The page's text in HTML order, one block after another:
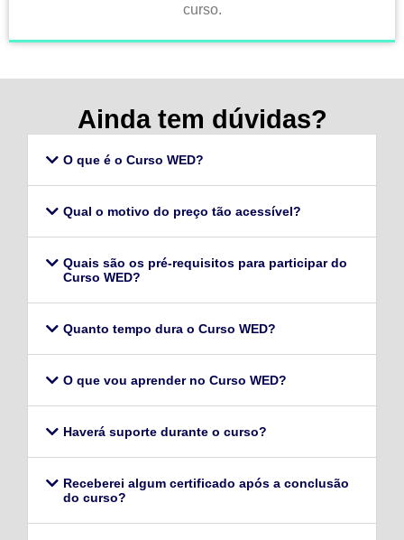
curso.
Ainda tem dúvidas?
O que é o Curso WED?
Qual o motivo do preço tão acessível?
Quais são os pré-requisitos para participar do
Curso WED?
Quanto tempo dura o Curso WED?
O que vou aprender no Curso WED?
Haverá suporte durante o curso?
Receberei algum certificado após a conclusão
do curso?